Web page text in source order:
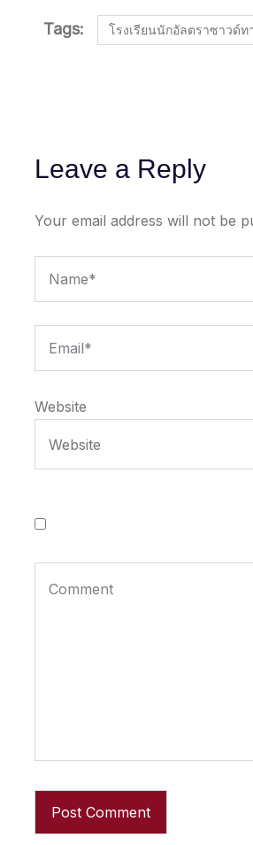
Tags: โรงเรียนนักอัลตราซาวด์ท
Leave a Reply
Your email address will not be
Website